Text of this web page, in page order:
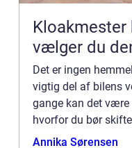
Kloakmester
vælger du
Det er ingen
vigtig del af bilens
gange kan det
hvorfor du bør
vil vi diskutere
Annika Sørensen